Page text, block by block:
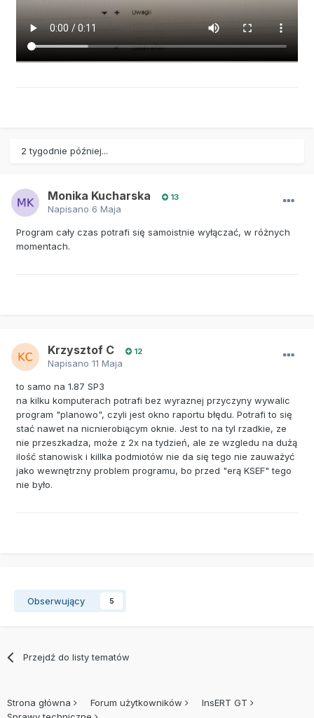
2 tygodnie później...
Monika Kucharska 13
Napisano 6 Maja
Program cały czas potrafi się samoistnie wyłączać, w różnych
momentach.
Krzysztof C 12
Napisano 11 Maja
to samo na 1.87 SP3
na kilku komputerach potrafi bez wyraznej przyczyny wywalic
program "planowo", czyli jest okno raportu błędu. Potrafi to się
stać nawet na nicnierobiącym oknie. Jest to na tyl rzadkie, ze
nie przeszkadza, może z 2x na tydzień, ale ze wzgledu na dużą
ilość stanowisk i killka podmiotów nie da się tego nie zauważyć
jako wewnętrzny problem programu, bo przed "erą KSEF" tego
nie było.
Obserwujący 5
Przejdź do listy tematów
Strona główna Forum użytkowników
InsERT GT